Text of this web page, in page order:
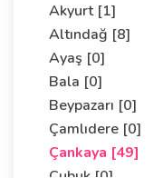
Akyurt [1]
Altındağ [8]
Ayaş [0]
Bala [0]
Beypazarı [0]
Çamlıdere [0]
Çankaya [49]